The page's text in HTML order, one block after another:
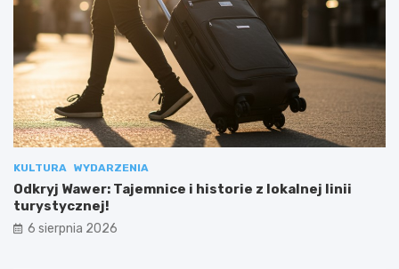
KULTURA WYDARZENIA
Odkryj Wawer: Tajemnice i historie z lokalnej linii
turystycznej!
6 sierpnia 2026